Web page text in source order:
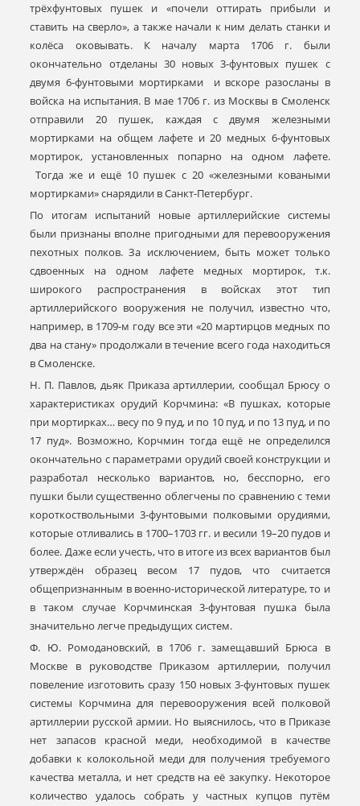
трёхфунтовых пушек и «почели оттирать прибыли и
ставить на сверло», а также начали к ним делать станки и
колёса оковывать. К началу марта 1706 г. были
окончательно отделаны 30 новых 3-фунтовых пушек с
двумя 6-фунтовыми мортирками и вскоре разосланы в
войска на испытания. В мае 1706 г. из Москвы в Смоленск
отправили 20 пушек, каждая с двумя железными
мортирками на общем лафете и 20 медных 6-фунтовых
мортирок, установленных попарно на одном лафете.
Тогда же и ещё 10 пушек с 20 «железными коваными
мортирками» снарядили в Санкт-Петербург.
По итогам испытаний новые артиллерийские системы
были признаны вполне пригодными для перевооружения
пехотных полков. За исключением, быть может только
сдвоенных на одном лафете медных мортирок, т.к.
широкого распространения в войсках этот тип
артиллерийского вооружения не получил, известно что,
например, в 1709-м году все эти «20 мартирцов медных по
два на стану» продолжали в течение всего года находиться
в Смоленске.
Н. П. Павлов, дьяк Приказа артиллерии, сообщал Брюсу о
характеристиках орудий Корчмина: «В пушках, которые
при мортирках… весу по 9 пуд, и по 10 пуд, и по 13 пуд, и по
17 пуд». Возможно, Корчмин тогда ещё не определился
окончательно с параметрами орудий своей конструкции и
разработал несколько вариантов, но, бесспорно, его
пушки были существенно облегчены по сравнению с теми
короткоствольными 3-фунтовыми полковыми орудиями,
которые отливались в 1700–1703 гг. и весили 19–20 пудов и
более. Даже если учесть, что в итоге из всех вариантов был
утверждён образец весом 17 пудов, что считается
общепризнанным в военно-исторической литературе, то и
в таком случае Корчминская 3-фунтовая пушка была
значительно легче предыдущих систем.
Ф. Ю. Ромодановский, в 1706 г. замещавший Брюса в
Москве в руководстве Приказом артиллерии, получил
повеление изготовить сразу 150 новых 3-фунтовых пушек
системы Корчмина для перевооружения всей полковой
артиллерии русской армии. Но выяснилось, что в Приказе
нет запасов красной меди, необходимой в качестве
добавки к колокольной меди для получения требуемого
качества металла, и нет средств на её закупку. Некоторое
количество удалось собрать у частных купцов путём